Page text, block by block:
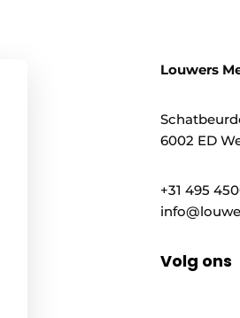
Louwers
6002 ED
+31 495
Volg ons